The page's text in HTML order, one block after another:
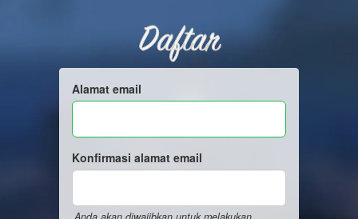
Daftar
Alamat email
Konfirmasi alamat email